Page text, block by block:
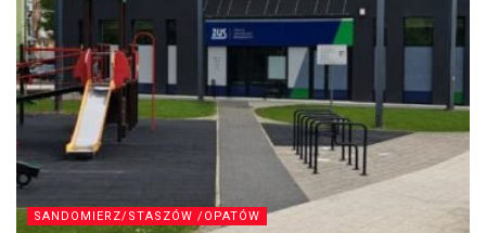
SANDOMIERZ/STASZÓW /OPATÓW